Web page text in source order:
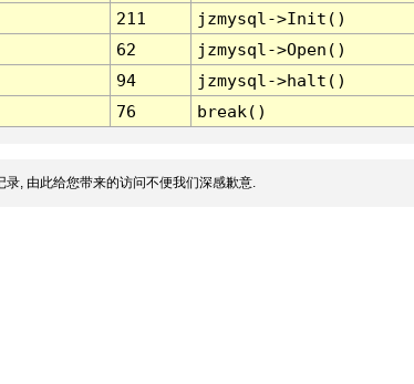
211
jzmysql->Init()
62
jzmysql->Open()
94
jzmysql->halt()
76 break()
, 由此给您带来的访问不便我们深感歉意.